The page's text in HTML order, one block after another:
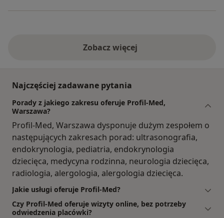
Zobacz więcej
Najczęściej zadawane pytania
Porady z jakiego zakresu oferuje Profil-Med,
Warszawa?
Profil-Med, Warszawa dysponuje dużym zespołem o
następujących zakresach porad: ultrasonografia,
endokrynologia, pediatria, endokrynologia
dziecięca, medycyna rodzinna, neurologia dziecięca,
radiologia, alergologia, alergologia dziecięca.
Jakie usługi oferuje Profil-Med?
Czy Profil-Med oferuje wizyty online, bez potrzeby
odwiedzenia placówki?